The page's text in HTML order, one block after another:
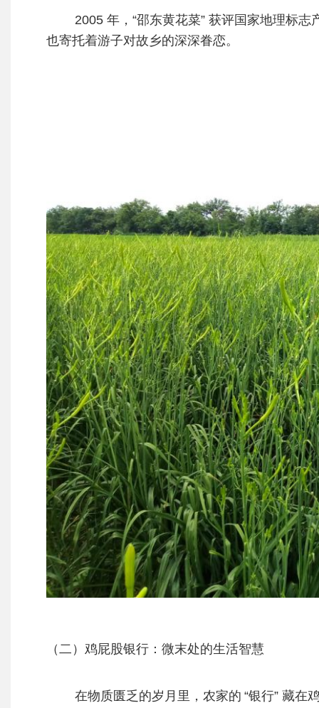
2005 年，“邵东黄花菜” 获评国家地理标志
也寄托着游子对故乡的深深眷恋。
（二）鸡屁股银行：微末处的生活智慧
在物质匮乏的岁月里，农家的 “银行” 藏在